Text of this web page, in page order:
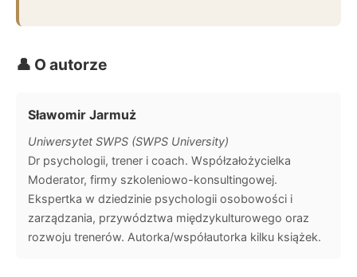
👤 O autorze
Sławomir Jarmuż
Uniwersytet SWPS (SWPS University)
Dr psychologii, trener i coach. Współzałożycielka
Moderator, firmy szkoleniowo-konsultingowej.
Ekspertka w dziedzinie psychologii osobowości i
zarządzania, przywództwa międzykulturowego oraz
rozwoju trenerów. Autorka/współautorka kilku książek.